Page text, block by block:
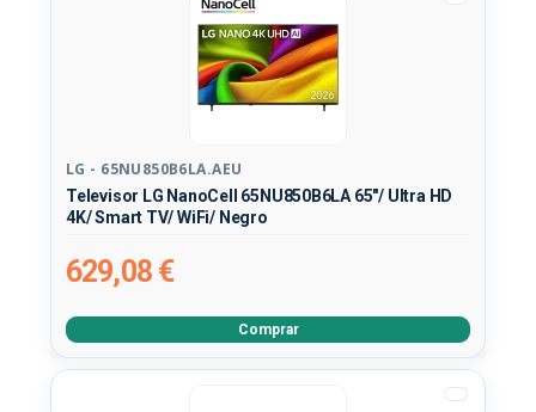
LG - 65NU850B6LA.AEU
Televisor LG NanoCell 65NU850B6LA 65"/ Ultra HD
4K/ Smart TV/ WiFi/ Negro
629,08 €
Comprar